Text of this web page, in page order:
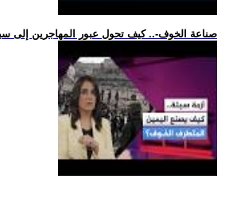
.. -صناعة الخوف-.. كيف تحول عبور المهاجرين إلى